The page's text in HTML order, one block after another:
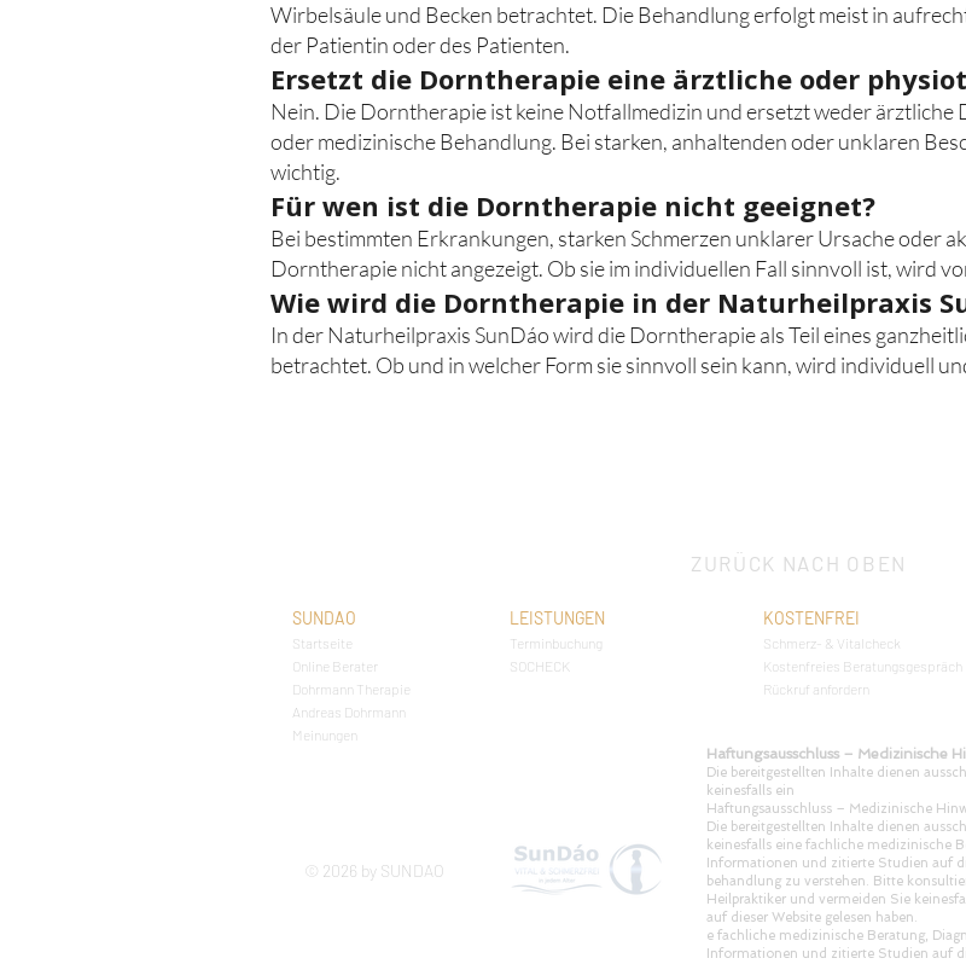
Wirbelsäule und Becken betrachtet. Die Behandlung erfolgt meist in
der Patientin oder des Patienten.
Ersetzt die Dorntherapie eine ärztliche oder
Nein. Die Dorntherapie ist keine Notfallmedizin und ersetzt weder
oder medizinische Behandlung. Bei starken, anhaltenden oder unklaren
wichtig.
Für wen ist die Dorntherapie nicht geeignet?
Bei bestimmten Erkrankungen, starken Schmerzen unklarer Ursache oder
Dorntherapie nicht angezeigt. Ob sie im individuellen Fall sinnvoll ist, wird
Wie wird die Dorntherapie in der Naturheilpraxis
In der Naturheilpraxis SunDáo wird die Dorntherapie als Teil eines
betrachtet. Ob und in welcher Form sie sinnvoll sein kann, wird individuell
ZURÜCK NACH OBEN
SUNDAO
Startseite
Online Berater
Dohrmann Therapie
Andreas Dohrmann
Meinungen
LEISTUNGEN
Terminbuchung
SOCHECK
KOSTENFREI
Schmerz- & Vitalcheck
Kostenfreies Beratungsgespräch
Rückruf anfordern
© 2026 by SUNDAO
Haftungsausschluss – Medizinische
Die bereitgestellten Inhalte dienen
keinesfalls ein
Haftungsausschluss – Medizinische
Die bereitgestellten Inhalte dienen
keinesfalls eine fachliche medizinische
Informationen und zitierte Studien auf
behandlung zu verstehen. Bitte
Heilpraktiker und vermeiden Sie
auf dieser Website gelesen haben.
e fachliche medizinische Beratung,
Informationen und zitierte Studien auf